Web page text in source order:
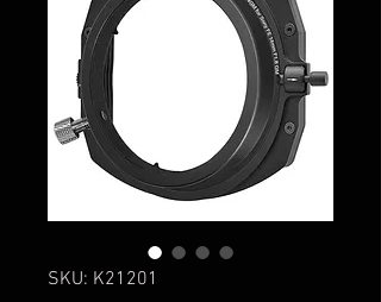
SKU: K21201